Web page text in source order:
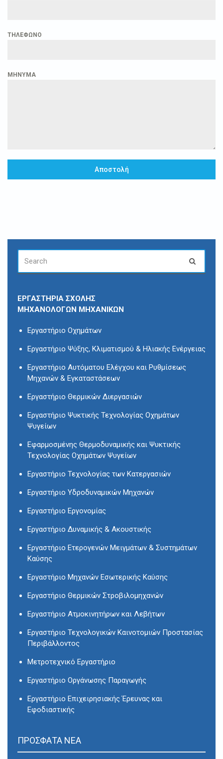
ΤΗΛΕΦΩΝΟ
ΜΗΝΥΜΑ
Αποστολή
FOR:
ΕΡΓΑΣΤΗΡΙΑ ΣΧΟΛΗΣ
ΜΗΧΑΝΟΛΟΓΩΝ ΜΗΧΑΝΙΚΩΝ
Εργαστήριο Οχημάτων
Εργαστήριο Ψύξης, Κλιματισμού & Ηλιακής Ενέργειας
Εργαστήριο Αυτόματου Ελέγχου και Ρυθμίσεως
Μηχανών & Εγκαταστάσεων
Εργαστήριο Θερμικών Διεργασιών
Εργαστήριο Ψυκτικής Τεχνολογίας Οχημάτων
Ψυγείων
Εφαρμοσμένης Θερμοδυναμικής και Ψυκτικής
Τεχνολογίας Οχημάτων Ψυγείων
Εργαστήριο Τεχνολογίας των Κατεργασιών
Εργαστήριο Υδροδυναμικών Μηχανών
Εργαστήριο Εργονομίας
Εργαστήριο Δυναμικής & Ακουστικής
Εργαστήριο Ετερογενών Μειγμάτων & Συστημάτων
Καύσης
Εργαστήριο Μηχανών Εσωτερικής Καύσης
Εργαστήριο Θερμικών Στροβιλομηχανών
Εργαστήριο Ατμοκινητήρων και Λεβήτων
Εργαστήριο Τεχνολογικών Καινοτομιών Προστασίας
Περιβάλλοντος
Μετροτεχνικό Εργαστήριο
Εργαστήριο Οργάνωσης Παραγωγής
Εργαστήριο Επιχειρησιακής Έρευνας και
Εφοδιαστικής
ΠΡΟΣΦΑΤΑ ΝΕΑ